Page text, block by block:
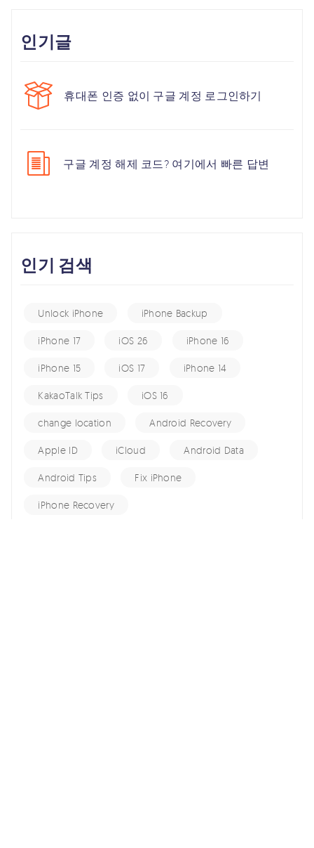
인기글
휴대폰 인증 없이 구글 계정 로그인하기
구글 계정 해제 코드? 여기에서 빠른 답변
인기 검색
Unlock iPhone iPhone Backup
iPhone 17 iOS 26 iPhone 16
iPhone 15 iOS 17 iPhone 14
KakaoTalk Tips iOS 16
change location Android Recovery
Apple ID iCloud Android Data
Android Tips Fix iPhone
iPhone Recovery